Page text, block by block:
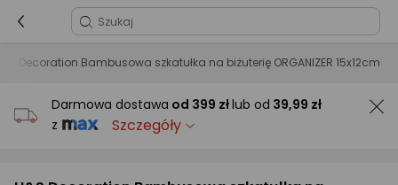
Decoration Bambusowa szkatułka na biżuterię ORGANIZER 15x12cm
Darmowa dostawa od 399 złlub od 39,99 zł
z
Szczegóły